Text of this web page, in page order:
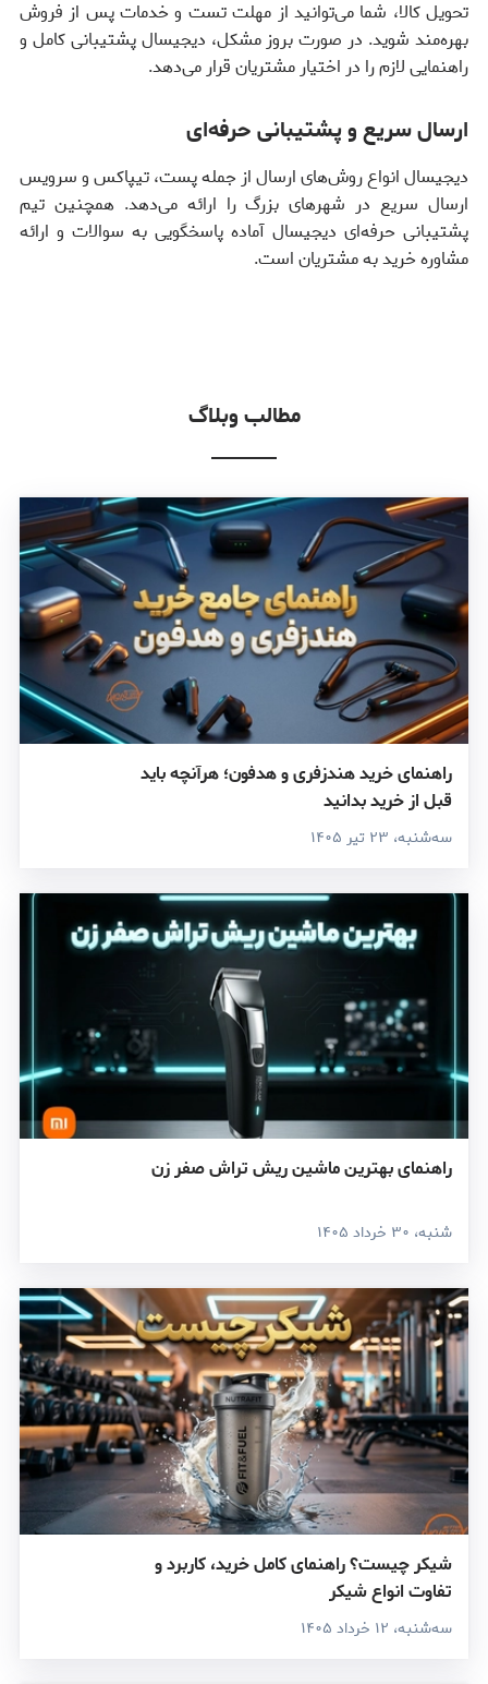
تحویل کالا، شما می‌توانید از مهلت تست و خدمات پس از فروش
بهره‌مند شوید. در صورت بروز مشکل، دیجیسال پشتیبانی کامل و
راهنمایی لازم را در اختیار مشتریان قرار می‌دهد.
ارسال سریع و پشتیبانی حرفه‌ای
دیجیسال انواع روش‌های ارسال از جمله پست، تیپاکس و سرویس
ارسال سریع در شهرهای بزرگ را ارائه می‌دهد. همچنین تیم
پشتیبانی حرفه‌ای دیجیسال آماده پاسخگویی به سوالات و ارائه
مشاوره خرید به مشتریان است.
مطالب وبلاگ
راهنمای خرید هندزفری و هدفون؛ هرآنچه باید
قبل از خرید بدانید
سه‌شنبه، ۲۳ تیر ۱۴۰۵
راهنمای بهترین ماشین ریش تراش صفر زن
شنبه، ۳۰ خرداد ۱۴۰۵
شیکر چیست؟ راهنمای کامل خرید، کاربرد و
تفاوت انواع شیکر
سه‌شنبه، ۱۲ خرداد ۱۴۰۵